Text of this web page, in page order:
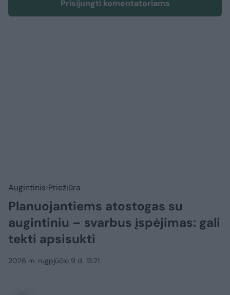
Prisijungti komentatoriams
Augintinis Priežiūra
Planuojantiems atostogas su
augintiniu – svarbus įspėjimas: gali
tekti apsisukti
2026 m. rugpjūčio 9 d. 13:21